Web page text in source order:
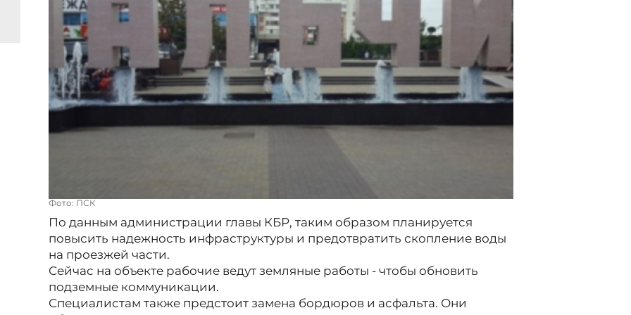
Фото: ПСК
По данным администрации главы КБР, таким образом планируется
повысить надежность инфраструктуры и предотвратить скопление воды
на проезжей части.
Сейчас на объекте рабочие ведут земляные работы - чтобы обновить
подземные коммуникации.
Специалистам также предстоит замена бордюров и асфальта. Они